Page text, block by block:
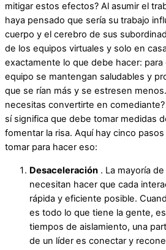
mitigar estos efectos? Al asumir el
haya pensado que sería su trabajo
cuerpo y el cerebro de sus
de los equipos virtuales y solo en
exactamente lo que debe hacer:
equipo se mantengan saludables y
que se rían más y se estresen
necesitas convertirte en
sí significa que debe tomar medidas
fomentar la risa. Aquí hay cinco
tomar para hacer eso:
Desaceleración . La mayoría
necesitan hacer que cada
rápida y eficiente posible.
es todo lo que tiene la gente,
tiempos de aislamiento, una
de un líder es conectar y